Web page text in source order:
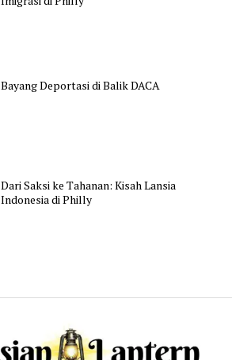
Bayang Deportasi di Balik DACA
Dari Saksi ke Tahanan: Kisah Lansia
Indonesia di Philly